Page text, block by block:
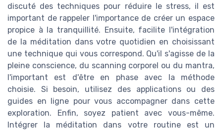
discuté des techniques pour réduire le stress, il est
important de rappeler l'importance de créer un espace
propice à la tranquillité. Ensuite, facilite l'intégration
de la méditation dans votre quotidien en choisissant
une technique qui vous correspond. Qu'il s'agisse de la
pleine conscience, du scanning corporel ou du mantra,
l'important est d'être en phase avec la méthode
choisie. Si besoin, utilisez des applications ou des
guides en ligne pour vous accompagner dans cette
exploration. Enfin, soyez patient avec vous-même.
Intégrer la méditation dans votre routine est un